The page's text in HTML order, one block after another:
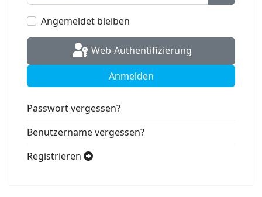
Angemeldet bleiben
Web-Authentifizierung
Anmelden
Passwort vergessen?
Benutzername vergessen?
Registrieren